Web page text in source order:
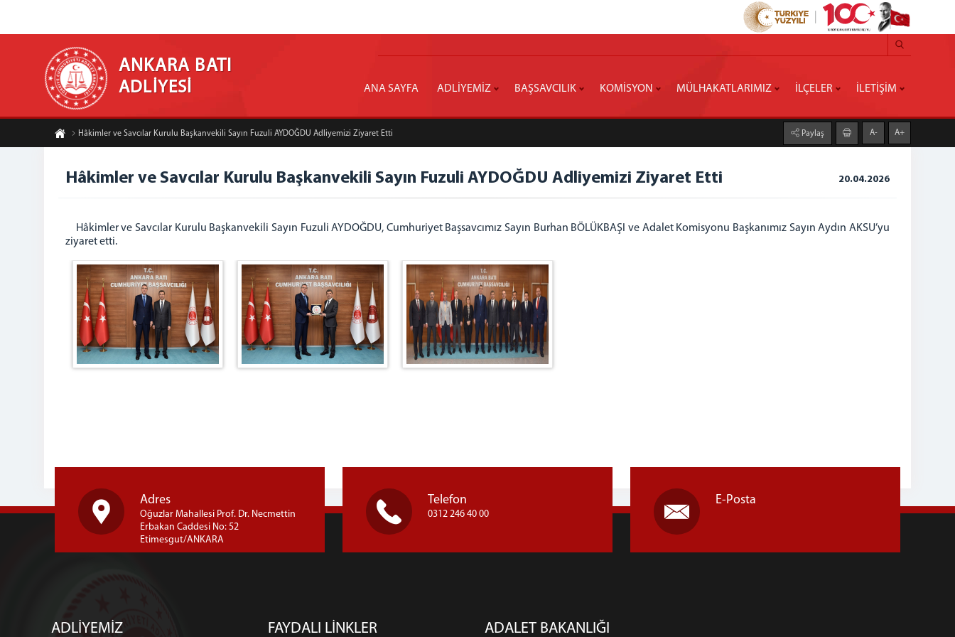
ANKARA BATI
ADLİYESİ ANA SAYFA ADLİYEMİZ BAŞSAVCILIK KOMİSYON MÜLHAKATLARIMIZ İLÇELER İLETİŞİM
Hâkimler ve Savcılar Kurulu Başkanvekili Sayın Fuzuli AYDOĞDU Adliyemizi Ziyaret Etti Paylaş A- A+
Hâkimler ve Savcılar Kurulu Başkanvekili Sayın Fuzuli AYDOĞDU Adliyemizi Ziyaret Etti 20.04.2026
Hâkimler ve Savcılar Kurulu Başkanvekili Sayın Fuzuli AYDOĞDU, Cumhuriyet Başsavcımız Sayın Burhan BÖLÜKBAŞI ve Adalet Komisyonu Başkanımız Sayın Aydın AKSU’yu
ziyaret etti.
Adres
Oğuzlar Mahallesi Prof. Dr. Necmettin
Erbakan Caddesi No: 52
Etimesgut/ANKARA
Telefon
0312 246 40 00
E-Posta
ADLİYEMİZ FAYDALI LİNKLER ADALET BAKANLIĞI